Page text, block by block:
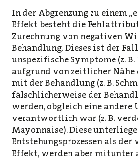
In der Abgrenzung zu einem
Effekt besteht die
Zurechnung von negativen
Behandlung. Dieses ist der
unspezifische Symptome (z.
aufgrund von zeitlicher Nähe
mit der Behandlung (z. B.
fälschlicherweise der
werden, obgleich eine andere
verantwortlich war (z. B.
Mayonnaise). Diese
Entstehungsprozessen als der
Effekt, werden aber mitunter